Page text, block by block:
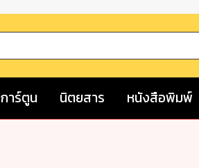
การ์ตูน นิตยสาร หนังสือพิมพ์